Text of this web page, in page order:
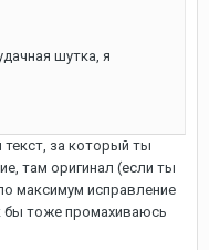
шутка, я
за который ты
там оригинал (если ты
максимум исправление
бы тоже промахиваюсь